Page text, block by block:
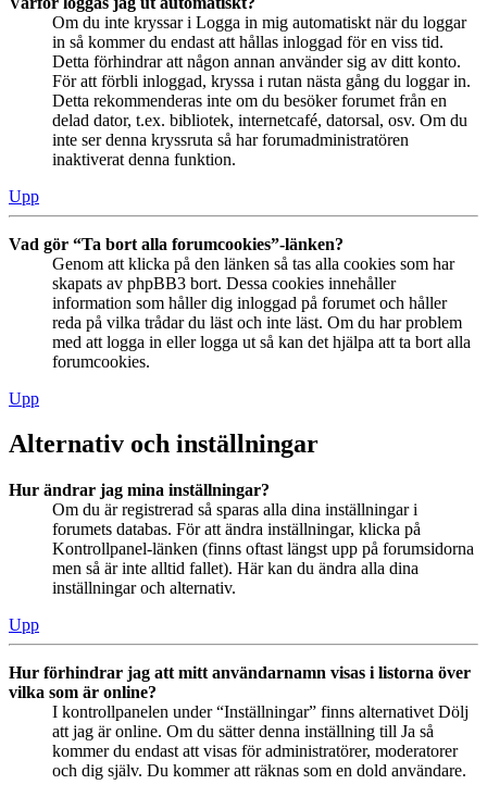
Om du inte kryssar i Logga in mig automatiskt när du loggar
in så kommer du endast att hållas inloggad för en viss tid.
Detta förhindrar att någon annan använder sig av ditt konto.
För att förbli inloggad, kryssa i rutan nästa gång du loggar in.
Detta rekommenderas inte om du besöker forumet från en
delad dator, t.ex. bibliotek, internetcafé, datorsal, osv. Om du
inte ser denna kryssruta så har forumadministratören
inaktiverat denna funktion.
Upp
Vad gör “Ta bort alla forumcookies”-länken?
Genom att klicka på den länken så tas alla cookies som har
skapats av phpBB3 bort. Dessa cookies innehåller
information som håller dig inloggad på forumet och håller
reda på vilka trådar du läst och inte läst. Om du har problem
med att logga in eller logga ut så kan det hjälpa att ta bort alla
forumcookies.
Upp
Alternativ och inställningar
Hur ändrar jag mina inställningar?
Om du är registrerad så sparas alla dina inställningar i
forumets databas. För att ändra inställningar, klicka på
Kontrollpanel-länken (finns oftast längst upp på forumsidorna
men så är inte alltid fallet). Här kan du ändra alla dina
inställningar och alternativ.
Upp
Hur förhindrar jag att mitt användarnamn visas i listorna över
vilka som är online?
I kontrollpanelen under “Inställningar” finns alternativet Dölj
att jag är online. Om du sätter denna inställning till Ja så
kommer du endast att visas för administratörer, moderatorer
och dig själv. Du kommer att räknas som en dold användare.